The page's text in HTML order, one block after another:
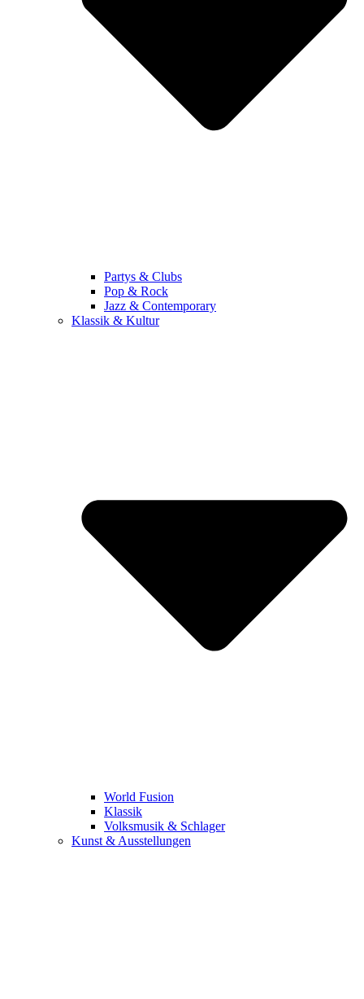
Partys & Clubs
Pop & Rock
Jazz & Contemporary
Klassik & Kultur
World Fusion
Klassik
Volksmusik & Schlager
Kunst & Ausstellungen